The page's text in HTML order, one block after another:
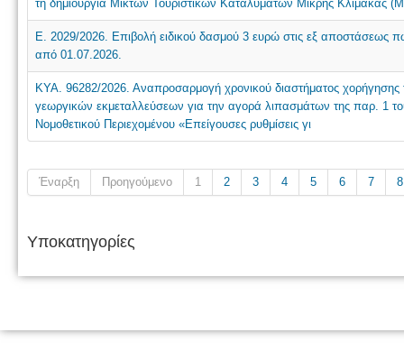
τη δημιουργία Μικτών Τουριστικών Καταλυμάτων Μικρής Κλίμακας
Ε. 2029/2026. Επιβολή ειδικού δασμού 3 ευρώ στις εξ αποστάσεως
από 01.07.2026.
ΚΥΑ. 96282/2026. Αναπροσαρμογή χρονικού διαστήματος χορήγησης
γεωργικών εκμεταλλεύσεων για την αγορά λιπασμάτων της παρ. 1
Νομοθετικού Περιεχομένου «Επείγουσες ρυθμίσεις γι
Έναρξη Προηγούμενο 1 2 3 4 5 6 7 8
Υποκατηγορίες